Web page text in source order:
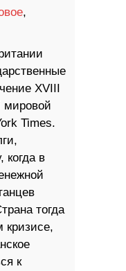
,
XVIII
мировой
Times.
когда в
тогда
кризисе,
к